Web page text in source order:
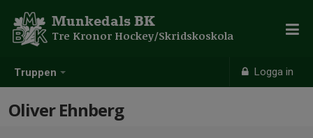
Truppen Logga in
Munkedals BK
Tre Kronor Hockey/Skridskoskola
Oliver Ehnberg